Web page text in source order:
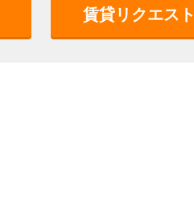
賃貸リクエスト